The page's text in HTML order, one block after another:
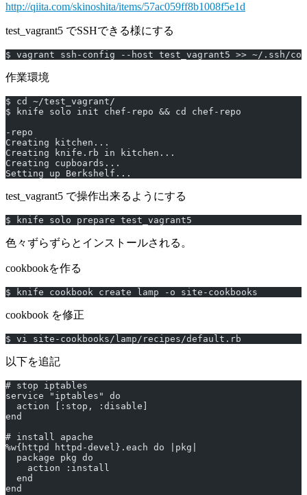
http://qiita.com/skinoshita/items/57ac059ff8b1008f5e1d
test_vagrant5 でSSHできる様にする
$ vagrant ssh-config --host test_vagrant5 >> ~/.ssh/
作業環境
$ cd ~/test_vagrant/
$ knife solo init chef-repo && cd chef-repo
-repo
Creating kitchen...
Creating knife.rb in kitchen...
Creating cupboards...
Setting up Berkshelf...
test_vagrant5 で操作出来るようにする
$ knife solo prepare test_vagrant5
色々ずらずらとインストールされる。
cookbookを作る
$ knife cookbook create lamp -o site-cookbooks
cookbook を修正
$ vi site-cookbooks/lamp/recipes/default.rb
以下を追記
# stop iptables
service "iptables" do
  action [:stop, :disable]
end
# install apache
%w{httpd httpd-devel}.each do |pkg|
  package pkg do
    action :install
  end
end